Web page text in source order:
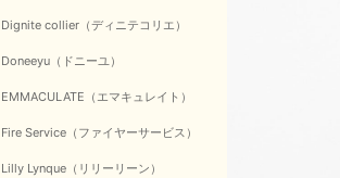
Dignite collier（ディニテコリエ）
Doneeyu（ドニーユ）
EMMACULATE（エマキュレイト）
Fire Service（ファイヤーサービス）
Lilly Lynque（リリーリーン）